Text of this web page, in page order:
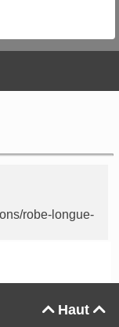
robe-longue-
Haut 